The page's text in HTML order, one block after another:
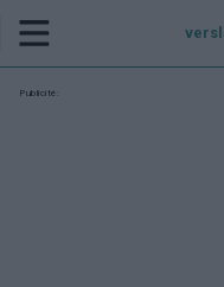
Publicité: